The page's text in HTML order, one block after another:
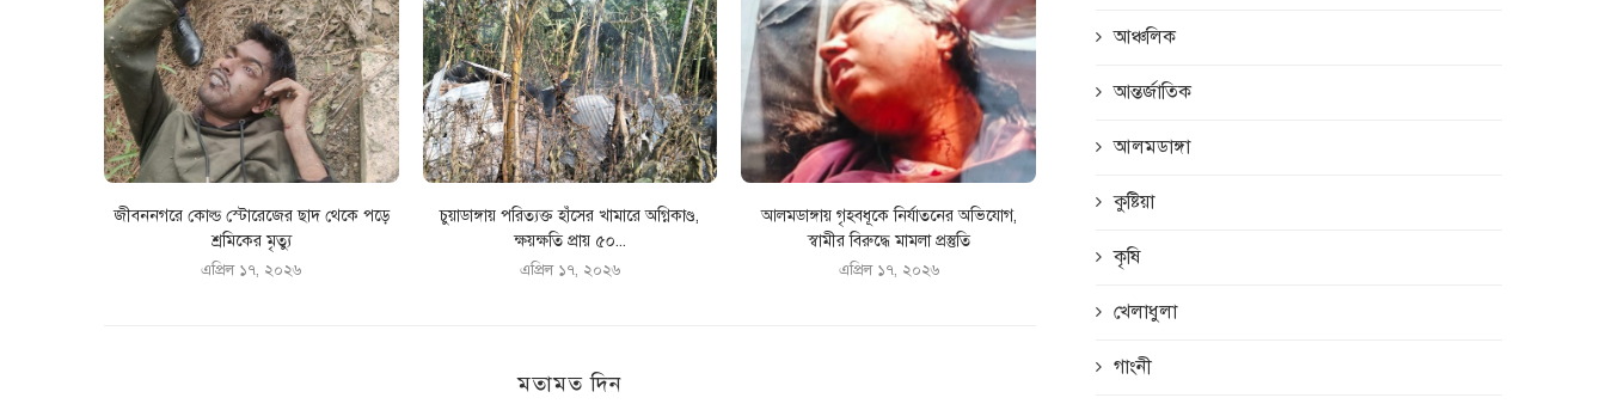
জীবননগরে কোল্ড স্টোরেজের ছাদ থেকে পড়ে
শ্রমিকের মৃত্যু
এপ্রিল ১৭, ২০২৬
চুয়াডাঙ্গায় পরিত্যক্ত হাঁসের খামারে অগ্নিকাণ্ড,
ক্ষয়ক্ষতি প্রায় ৫০...
এপ্রিল ১৭, ২০২৬
আলমডাঙ্গায় গৃহবধূকে নির্যাতনের অভিযোগ,
স্বামীর বিরুদ্ধে মামলা প্রস্তুতি
এপ্রিল ১৭, ২০২৬
মতামত দিন
আঞ্চলিক
আন্তর্জাতিক
আলমডাঙ্গা
কুষ্টিয়া
কৃষি
খেলাধুলা
গাংনী